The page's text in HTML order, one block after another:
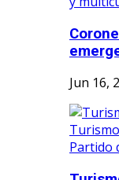
Jun 16,